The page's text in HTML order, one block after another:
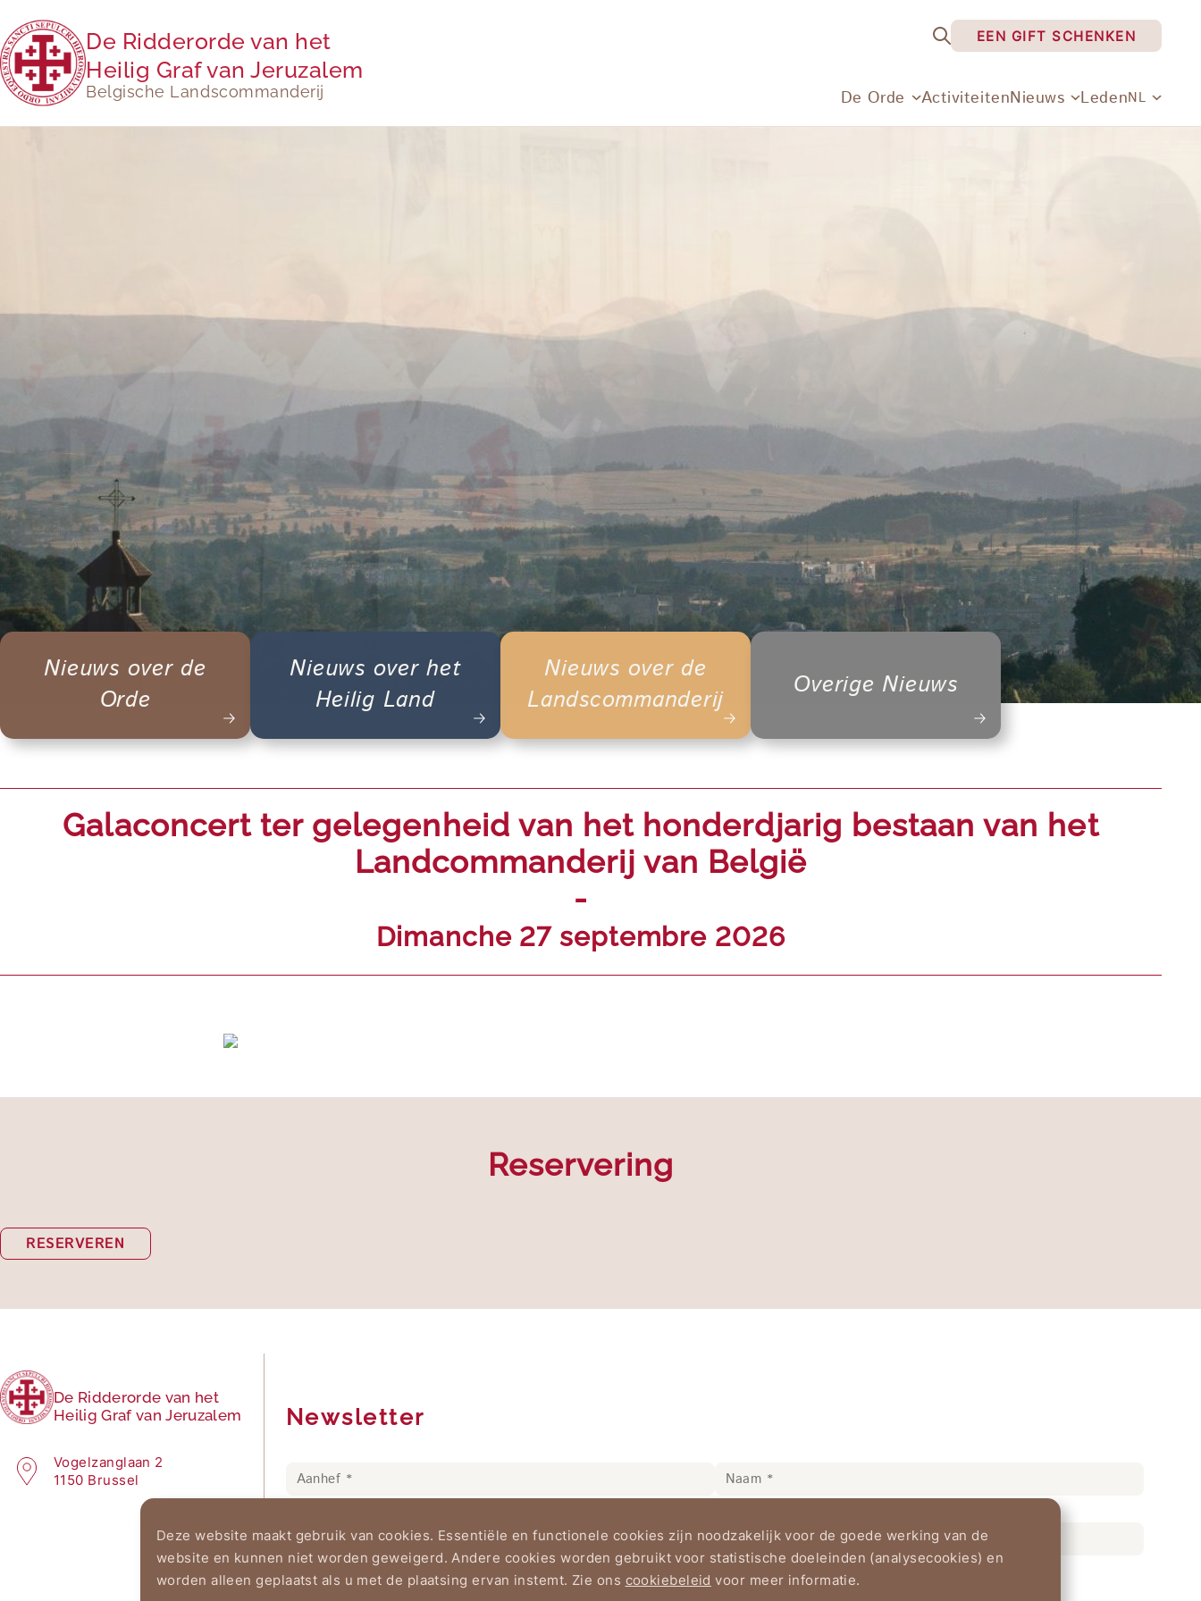
De Ridderorde van het
Heilig Graf van Jeruzalem
Belgische Landscommanderij
EEN GIFT SCHENKEN
De Orde ActiviteitenNieuws LedenNL
Nieuws over de
Orde
Nieuws over het
Heilig Land
Nieuws over de
Landscommanderij
Overige Nieuws
Galaconcert ter gelegenheid van het honderdjarig bestaan ​​van het
Landcommanderij van België
-
Dimanche 27 septembre 2026
Reservering
RESERVEREN
De Ridderorde van het
Heilig Graf van Jeruzalem
Vogelzanglaan 2
1150 Brussel
Newsletter
Deze website maakt gebruik van cookies. Essentiële en functionele cookies zijn noodzakelijk voor de goede werking van de
website en kunnen niet worden geweigerd. Andere cookies worden gebruikt voor statistische doeleinden (analysecookies) en
worden alleen geplaatst als u met de plaatsing ervan instemt. Zie ons cookiebeleid voor meer informatie.